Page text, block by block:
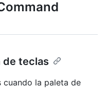
de teclas
cuando la paleta de